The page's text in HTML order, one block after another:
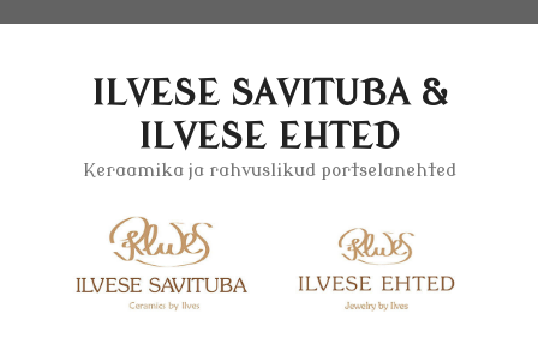
ILVESE SAVITUBA &
ILVESE EHTED
Keraamika ja rahvuslikud portselanehted